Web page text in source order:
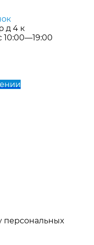
д 4 к
10:00—19:00
персональных